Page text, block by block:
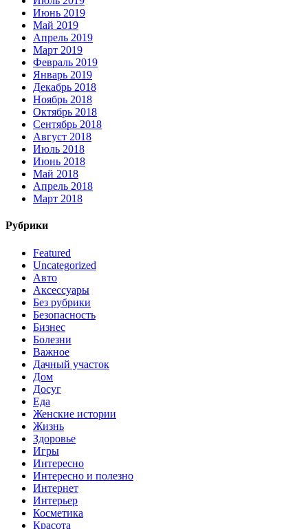
Июнь 2019
Май 2019
Апрель 2019
Март 2019
Февраль 2019
Январь 2019
Декабрь 2018
Ноябрь 2018
Октябрь 2018
Сентябрь 2018
Август 2018
Июль 2018
Июнь 2018
Май 2018
Апрель 2018
Март 2018
Рубрики
Featured
Uncategorized
Авто
Аксессуары
Без рубрики
Безопасность
Бизнес
Болезни
Важное
Дачный участок
Дом
Досуг
Еда
Женские истории
Жизнь
Здоровье
Игры
Интересно
Интересно и полезно
Интернет
Интерьер
Косметика
Красота